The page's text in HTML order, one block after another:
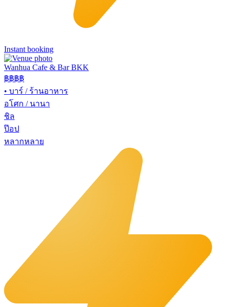
Instant booking
Wanhua Cafe & Bar BKK
฿฿฿฿
• บาร์ / ร้านอาหาร
อโศก / นานา
ชิล
ป๊อป
หลากหลาย